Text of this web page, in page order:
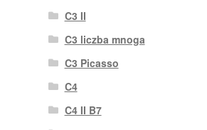
C3 II
C3 liczba mnoga
C3 Picasso
C4
C4 II B7